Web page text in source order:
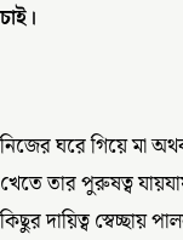
চাই।
নিজের ঘরে গিয়ে মা
খেতে তার পুরুষত্ব
কিছুর দায়িত্ব